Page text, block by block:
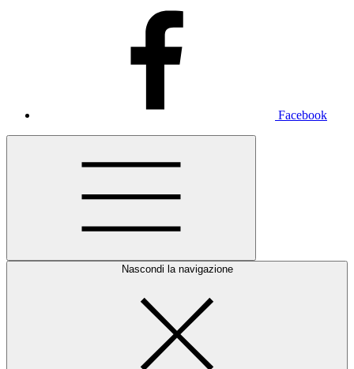
Facebook
Nascondi la navigazione